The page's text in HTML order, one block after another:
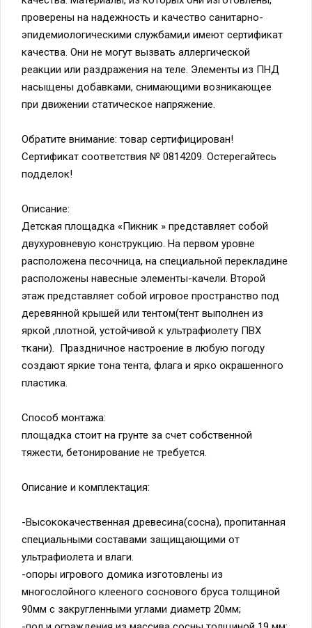
проверены на надежность и качество санитарно-
эпидемиологическими службами,и имеют сертификат
качества. Они не могут вызвать аллергической
реакции или раздражения на теле. Элементы из ПНД
насыщены добавками, снимающими возникающее
при движении статическое напряжение.
Обратите внимание: товар сертифицирован!
Сертификат соответствия № 0814209. Остерегайтесь
подделок!
Описание:
Детская площадка «Пикник » представляет собой
двухуровневую конструкцию. На первом уровне
расположена песочница, на специальной перекладине
расположены навесные элементы-качели. Второй
этаж представляет собой игровое пространство под
деревянной крышей или тентом(тент выполнен из
яркой ,плотной, устойчивой к ультрафиолету ПВХ
ткани). Праздничное настроение в любую погоду
создают яркие тона тента, флага и ярко окрашенного
пластика.
Способ монтажа:
площадка стоит на грунте за счет собственной
тяжести, бетонирование не требуется.
Описание и комплектация:
-Высококачественная древесина(сосна), пропитанная
специальными составами защищающими от
ультрафиолета и влаги.
-опоры игрового домика изготовлены из
многослойного клееного соснового бруса толщиной
90мм с закругленными углами диаметр 20мм;